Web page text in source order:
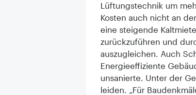
Lüftungstechnik um
Kosten auch nicht an
eine steigende
zurückzuführen und
auszugleichen. Auch
Energieeffiziente
unsanierte. Unter der
leiden. „Für